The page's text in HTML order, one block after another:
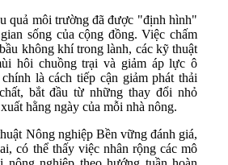
quả môi trường đã được "định hình"
sống của cộng đồng. Việc chấm
không khí trong lành, các kỹ thuật
hôi chuồng trại và giảm áp lực ô
là cách tiếp cận giảm phát thải
bắt đầu từ những thay đổi nhỏ
hằng ngày của mỗi nhà nông.
Nông nghiệp Bền vững đánh giá,
có thể thấy việc nhân rộng các mô